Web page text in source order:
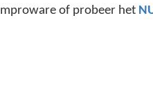
of probeer het